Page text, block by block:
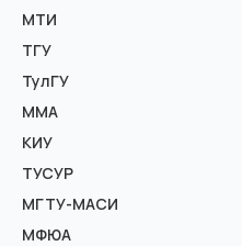
МТИ
ТГУ
ТулГУ
ММА
КИУ
ТУСУР
МГТУ-МАСИ
МФЮА